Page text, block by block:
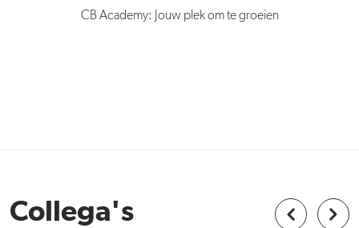
CB Academy: Jouw plek om te groeien
Collega's